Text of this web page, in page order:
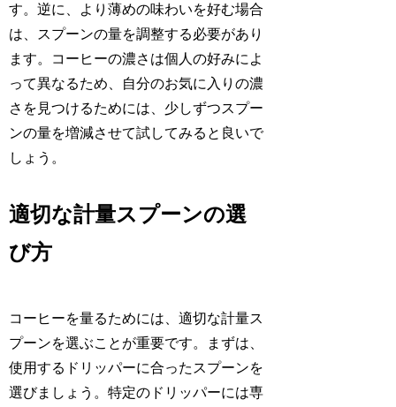
す。逆に、より薄めの味わいを好む場合
は、スプーンの量を調整する必要があり
ます。コーヒーの濃さは個人の好みによ
って異なるため、自分のお気に入りの濃
さを見つけるためには、少しずつスプー
ンの量を増減させて試してみると良いで
しょう。
適切な計量スプーンの選
び方
コーヒーを量るためには、適切な計量ス
プーンを選ぶことが重要です。まずは、
使用するドリッパーに合ったスプーンを
選びましょう。特定のドリッパーには専